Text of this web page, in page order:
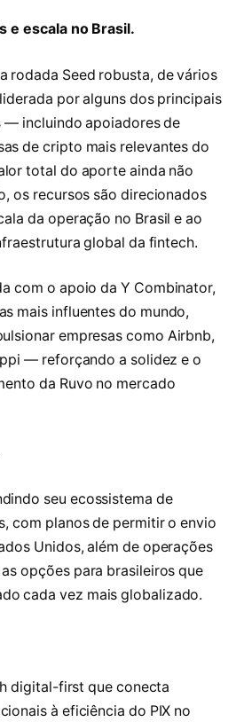
e escala no Brasil.
rodada Seed robusta, de vários
por alguns dos principais
— incluindo apoiadores de
de cripto mais relevantes do
total do aporte ainda não
os recursos são direcionados
da operação no Brasil e ao
global da fintech.
com o apoio da Y Combinator,
mais influentes do mundo,
empresas como Airbnb,
— reforçando a solidez e o
da Ruvo no mercado
seu ecossistema de
com planos de permitir o envio
Unidos, além de operações
opções para brasileiros que
cada vez mais globalizado.
digital-first que conecta
à eficiência do PIX no